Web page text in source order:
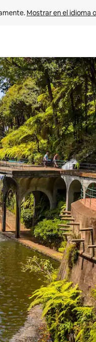
Mostrar en el idioma
arriba y hacia abajo, o